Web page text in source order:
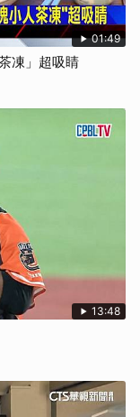
01:49
凍」超吸睛
13:48